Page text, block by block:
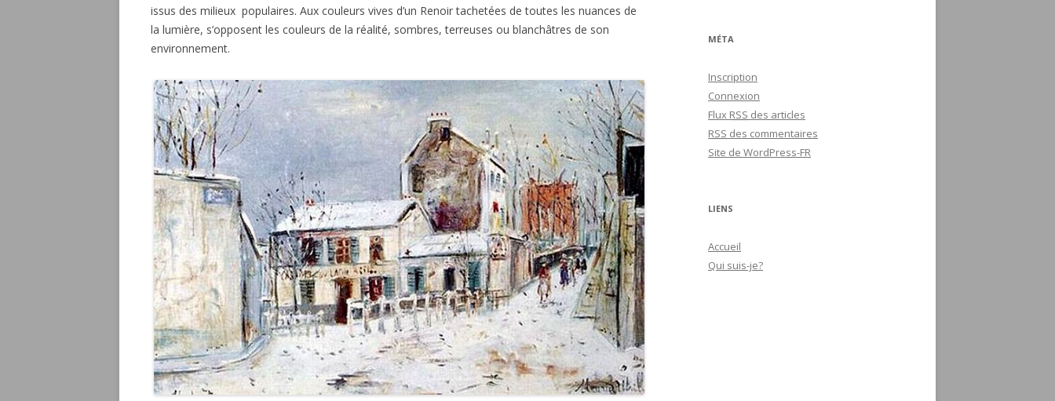
issus des milieux populaires. Aux couleurs vives d’un Renoir tachetées de toutes les nuances de
la lumière, s’opposent les couleurs de la réalité, sombres, terreuses ou blanchâtres de son
environnement.
MÉTA
Inscription
Connexion
Flux RSS des articles
RSS des commentaires
Site de WordPress-FR
LIENS
Accueil
Qui suis-je?